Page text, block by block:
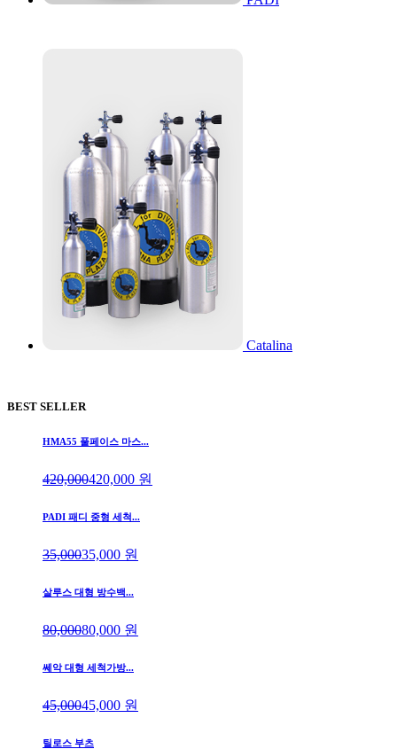
Catalina
BEST SELLER
HMA55 풀페이스 마스...
420,000420,000 원
PADI 패디 중형 세척...
35,00035,000 원
살루스 대형 방수백...
80,00080,000 원
쎄악 대형 세척가방...
45,00045,000 원
틸로스 부츠